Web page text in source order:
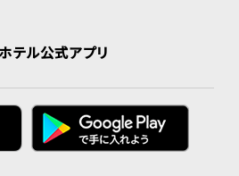
テル公式アプリ